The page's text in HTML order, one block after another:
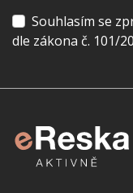
Souhlasím se
dle zákona č. 101/